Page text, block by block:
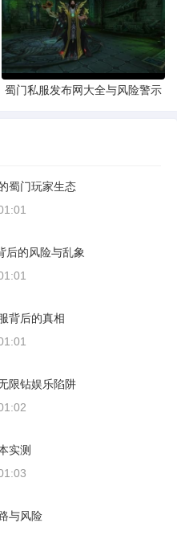
蜀门私服发布网大全与风险警示
蜀门玩家生态
后的风险与乱象
背后的真相
限钻娱乐陷阱
实测
与风险